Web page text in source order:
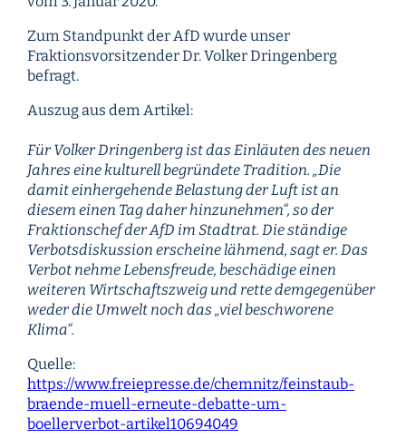
Zum Standpunkt der AfD wurde unser
Fraktionsvorsitzender Dr. Volker Dringenberg
befragt.
Auszug aus dem Artikel:
Für Volker Dringenberg ist das Einläuten des neuen
Jahres eine kulturell begründete Tradition. „Die
damit einhergehende Belastung der Luft ist an
diesem einen Tag daher hinzunehmen“, so der
Fraktionschef der AfD im Stadtrat. Die ständige
Verbotsdiskussion erscheine lähmend, sagt er. Das
Verbot nehme Lebensfreude, beschädige einen
weiteren Wirtschaftszweig und rette demgegenüber
weder die Umwelt noch das „viel beschworene
Klima“.
Quelle:
https://www.freiepresse.de/chemnitz/feinstaub-
braende-muell-erneute-debatte-um-
boellerverbot-artikel10694049